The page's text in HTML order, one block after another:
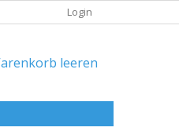
Login
leeren